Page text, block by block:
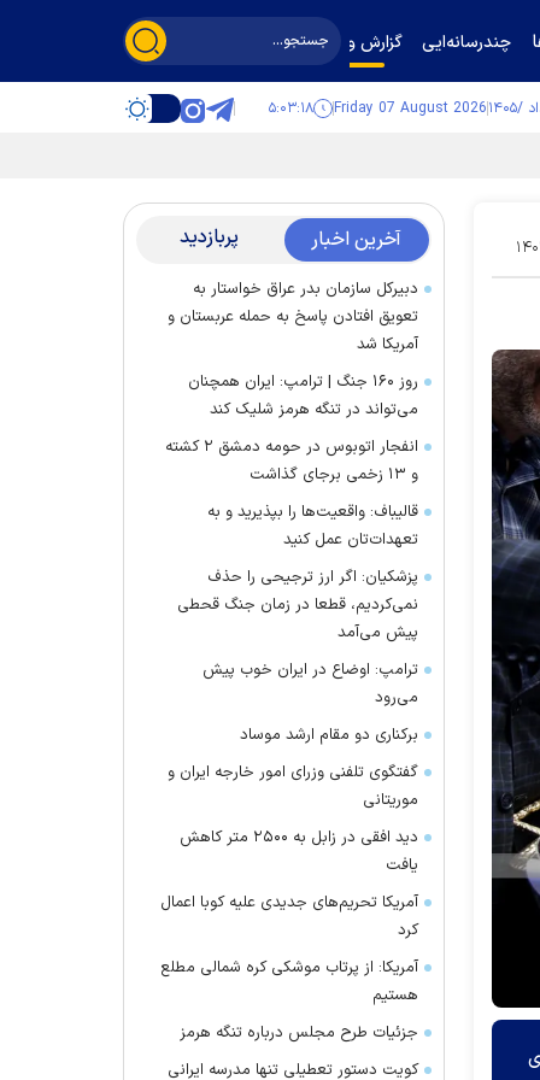
چندرسانه‌ایی گزارش و گفت‌وگو
Friday 07 August 2026 ۵:۰۳:۱۹
۱۴ آخرین اخبار پربازدید
دبیرکل سازمان بدر عراق خواستار به
تعویق افتادن پاسخ به حمله عربستان و
آمریکا شد
روز ۱۶۰ جنگ | ترامپ: ایران همچنان
می‌تواند در تنگه هرمز شلیک کند
انفجار اتوبوس در حومه دمشق ۲ کشته
و ۱۳ زخمی برجای گذاشت
قالیباف: واقعیت‌ها را بپذیرید و به
تعهدات‌تان عمل کنید
پزشکیان: اگر ارز ترجیحی را حذف
نمی‌کردیم، قطعا در زمان جنگ قحطی
پیش می‌آمد
ترامپ: اوضاع در ایران خوب پیش
می‌رود
برکناری دو مقام ارشد موساد
گفتگوی تلفنی وزرای امور خارجه ایران و
موریتانی
دید افقی در زابل به ۲۵۰۰ متر کاهش
یافت
آمریکا تحریم‌های جدیدی علیه کوبا اعمال
کرد
آمریکا: از پرتاب موشکی کره شمالی مطلع
هستیم
جزئیات طرح مجلس درباره تنگه هرمز
کویت دستور تعطیلی تنها مدرسه ایرانی